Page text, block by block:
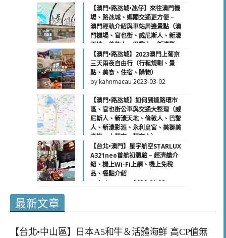
【澳門•路氹城•氹仔】來往澳門機
場、路氹城、媽閣交通更方便 –
澳門輕軌介紹與車站周邊景點（澳
門機場、官也街、威尼斯人、新濠
天地、倫敦人、巴黎人、新濠影
滙、永利皇宮、美獅美高梅、澳門
銀河、上葡京、葡京人）
by kahnmacau 2023-12-08
【澳門•路氹城】2023澳門上葡京
三天兩夜自由行（行程規劃、景
點、美食、住宿、購物）
by kahnmacau 2023-03-02
【澳門•路氹城】如何到達路環市
區、官也街公車與交通大整理（威
尼斯人、新濠天地、倫敦人、巴黎
人、新濠影滙、永利皇宮、美獅美
高梅、上葡京、葡京人）
by kahnmacau2021-02-08
【台北•澳門】星宇航空STARLUX
A321neo首航初體驗 – 經濟艙介
紹、機上Wi-Fi上網、機上免稅
品、餐點介紹
by kahnmacau 2020-01-23
最新文章
【台北•中山區】日本A5和牛＆活體海鮮 高CP值無